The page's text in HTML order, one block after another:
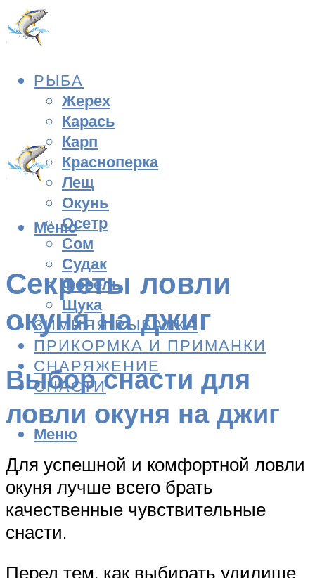
РЫБА
Жерех
Карась
Карп
Красноперка
Лещ
Окунь
Осетр
Сом
Судак
Форель
Щука
ЗИМНЯЯ РЫБАЛКА
ПРИКОРМКА И ПРИМАНКИ
СНАРЯЖЕНИЕ
СНАСТИ
Меню
Меню
Секреты ловли
окуня на джиг
Выбор снасти для
ловли окуня на джиг
Для успешной и комфортной ловли
окуня лучше всего брать
качественные чувствительные
снасти.
Перед тем, как выбирать удилище